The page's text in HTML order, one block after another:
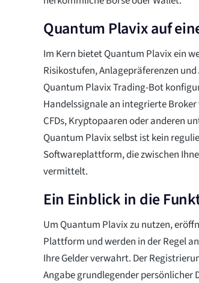
Quantum Plavix auf
Im Kern bietet Quantum Plavix ein
Risikostufen, Anlagepräferenzen
Quantum Plavix Trading-Bot
Handelssignale an integrierte
CFDs, Kryptopaaren oder anderen
Quantum Plavix selbst ist kein
Softwareplattform, die zwischen
vermittelt.
Ein Einblick in die
Um Quantum Plavix zu nutzen,
Plattform und werden in der Regel
Ihre Gelder verwahrt. Der
Angabe grundlegender persönlicher